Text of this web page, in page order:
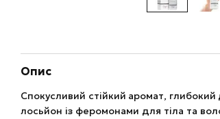
Опис
Спокусливий стійкий аромат,
лосьйон із феромонами для тіла та